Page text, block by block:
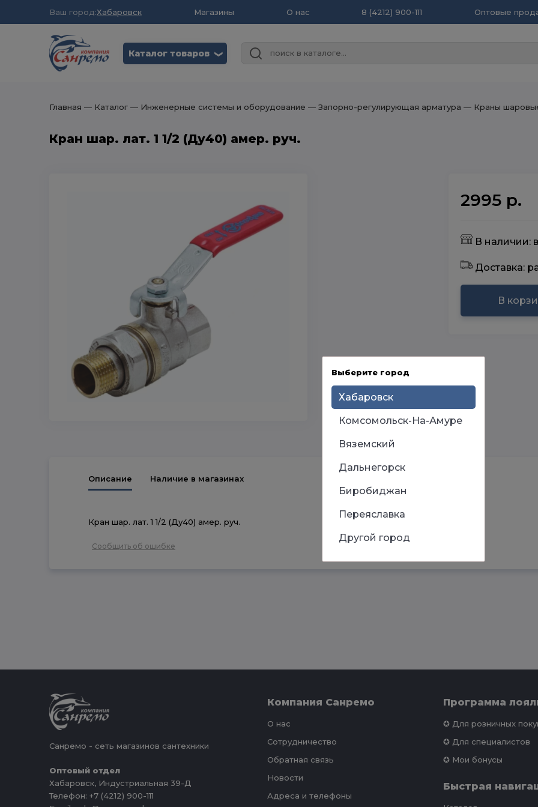
Ваш город:Хабаровск Магазины О нас 8 (4212) 900-111 Оптовые
Каталог товаров ❮
Главная ― Каталог ― Инженерные системы и оборудование ― Запорно-регулирующая арматура ― Краны
Кран шар. лат. 1 1/2 (Ду40) амер. руч.
2995 р.
В наличии:
Доставка:
В
Описание Наличие в магазинах
Кран шар. лат. 1 1/2 (Ду40) амер. руч.
Сообщить об ошибке
Санремо - сеть магазинов сантехники
Оптовый отдел
Хабаровск, Индустриальная 39-Д
Телефон: +7 (4212) 900-111
Компания Санремо
О нас
Сотрудничество
Обратная связь
Новости
Адреса и телефоны
Программа
✪ Для розничных
✪ Для специалистов
✪ Мои бонусы
Быстрая
Выберите город
Хабаровск
Комсомольск-На-Амуре
Вяземский
Дальнегорск
Биробиджан
Переяславка
Другой город